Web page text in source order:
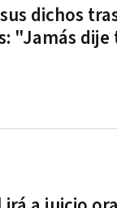
dichos
"Jamás dije